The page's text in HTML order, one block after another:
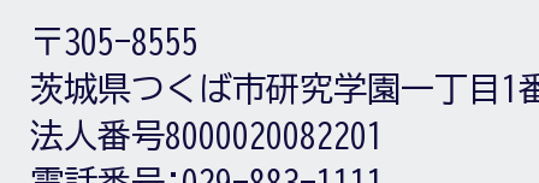
〒305-8555
茨城県つくば市研究学園一丁目1
法人番号8000020082201